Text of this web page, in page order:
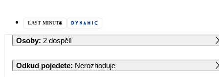
LAST MINUTE
Osoby: 2 dospělí
Odkud pojedete: Nerozhoduje